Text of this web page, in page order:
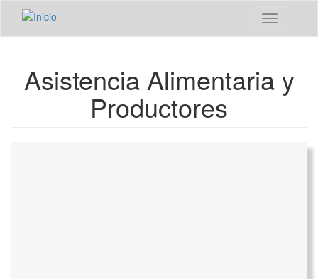
Pasar al contenido principal
Toggle
navigation
Asistencia Alimentaria y
Productores